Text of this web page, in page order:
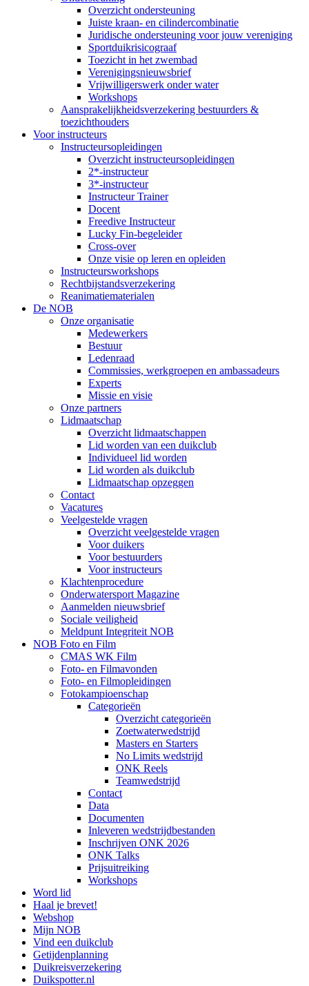
Overzicht ondersteuning
Juiste kraan- en cilindercombinatie
Juridische ondersteuning voor jouw vereniging
Sportduikrisicograaf
Toezicht in het zwembad
Verenigingsnieuwsbrief
Vrijwilligerswerk onder water
Workshops
Aansprakelijkheidsverzekering bestuurders &
toezichthouders
Voor instructeurs
Instructeursopleidingen
Overzicht instructeursopleidingen
2*-instructeur
3*-instructeur
Instructeur Trainer
Docent
Freedive Instructeur
Lucky Fin-begeleider
Cross-over
Onze visie op leren en opleiden
Instructeursworkshops
Rechtbijstandsverzekering
Reanimatiematerialen
De NOB
Onze organisatie
Medewerkers
Bestuur
Ledenraad
Commissies, werkgroepen en ambassadeurs
Experts
Missie en visie
Onze partners
Lidmaatschap
Overzicht lidmaatschappen
Lid worden van een duikclub
Individueel lid worden
Lid worden als duikclub
Lidmaatschap opzeggen
Contact
Vacatures
Veelgestelde vragen
Overzicht veelgestelde vragen
Voor duikers
Voor bestuurders
Voor instructeurs
Klachtenprocedure
Onderwatersport Magazine
Aanmelden nieuwsbrief
Sociale veiligheid
Meldpunt Integriteit NOB
NOB Foto en Film
CMAS WK Film
Foto- en Filmavonden
Foto- en Filmopleidingen
Fotokampioenschap
Categorieën
Overzicht categorieën
Zoetwaterwedstrijd
Masters en Starters
No Limits wedstrijd
ONK Reels
Teamwedstrijd
Contact
Data
Documenten
Inleveren wedstrijdbestanden
Inschrijven ONK 2026
ONK Talks
Prijsuitreiking
Workshops
Word lid
Haal je brevet!
Webshop
Mijn NOB
Vind een duikclub
Getijdenplanning
Duikreisverzekering
Duikspotter.nl